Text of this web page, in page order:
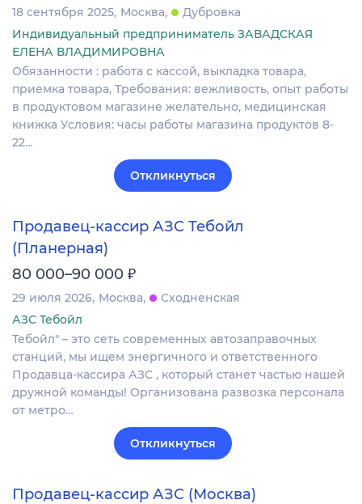
18 сентября 2025 Москва
Дубровка
Индивидуальный предприниматель ЗАВАДСКАЯ
ЕЛЕНА ВЛАДИМИРОВНА
Обязанности : работа с кассой, выкладка товара,
приемка товара, Требования: вежливость, опыт работы
в продуктовом магазине желательно, медицинская
книжка Условия: часы работы магазина продуктов 8-
22…
Откликнуться
Продавец-кассир АЗС Тебойл
(Планерная)
80 000–90 000 ₽
29 июля 2026 Москва
Сходненская
АЗС Тебойл
Тебойл" – это сеть современных автозаправочных
станций, мы ищем энергичного и ответственного
Продавца-кассира АЗС , который станет частью нашей
дружной команды! Организована развозка персонала
от метро…
Откликнуться
Продавец-кассир АЗС (Москва)